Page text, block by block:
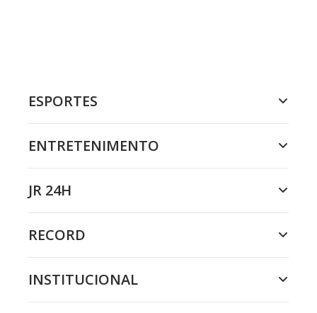
ESPORTES
ENTRETENIMENTO
JR 24H
RECORD
INSTITUCIONAL